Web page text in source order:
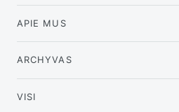
APIE MUS
ARCHYVAS
VISI